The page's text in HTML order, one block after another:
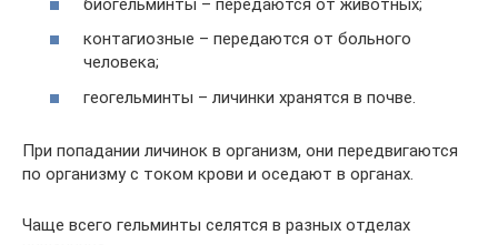
контагиозные – передаются от больного
человека;
геогельминты – личинки хранятся в почве.
При попадании личинок в организм, они передвигаются
по организму с током крови и оседают в органах.
Чаще всего гельминты селятся в разных отделах